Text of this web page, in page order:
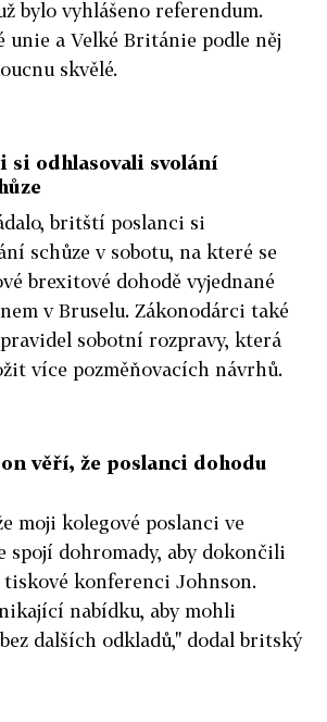
bylo vyhlášeno referendum.
unie a Velké Británie podle něj
skvělé.
si odhlasovali svolání
britští poslanci si
schůze v sobotu, na které se
brexitové dohodě vyjednané
v Bruselu. Zákonodárci také
sobotní rozpravy, která
více pozměňovacích návrhů.
věří, že poslanci dohodu
moji kolegové poslanci ve
spojí dohromady, aby dokončili
tiskové konferenci Johnson.
nabídku, aby mohli
dalších odkladů," dodal britský